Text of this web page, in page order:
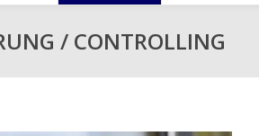
/ CONTROLLING